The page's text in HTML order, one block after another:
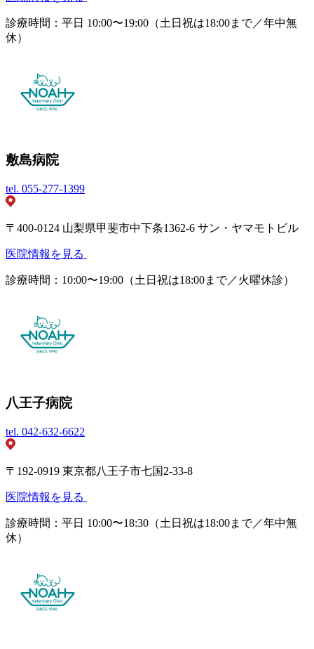
診療時間：平日 10:00〜19:00（土日祝は18:00まで／年中無
休）
敷島病院
tel. 055-277-1399
〒400-0124 山梨県甲斐市中下条1362-6 サン・ヤマモトビル
医院情報を見る
診療時間：10:00〜19:00（土日祝は18:00まで／火曜休診）
八王子病院
tel. 042-632-6622
〒192-0919 東京都八王子市七国2-33-8
医院情報を見る
診療時間：平日 10:00〜18:30（土日祝は18:00まで／年中無
休）